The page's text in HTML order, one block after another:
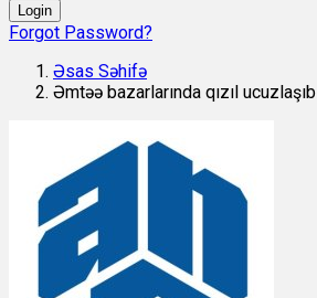
Login
Forgot Password?
Əsas Səhifə
Əmtəə bazarlarında qızıl ucuzlaşıb